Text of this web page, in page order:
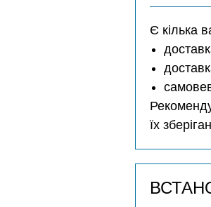
Є кілька
їх